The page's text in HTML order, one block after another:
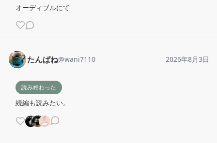
オーディブルにて
たんぱね@wani7110 2026年8月3日
読み終わった
続編も読みたい。